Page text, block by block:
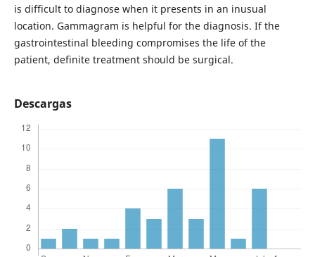
is difficult to diagnose when it presents in an inusual
location. Gammagram is helpful for the diagnosis. If the
gastrointestinal bleeding compromises the life of the
patient, definite treatment should be surgical.
Descargas